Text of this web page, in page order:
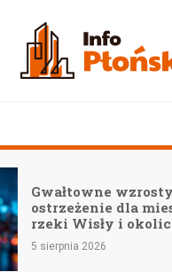
Gwałtowne
ostrzeżenie dla
rzeki Wisły i okolic
5 sierpnia 2026